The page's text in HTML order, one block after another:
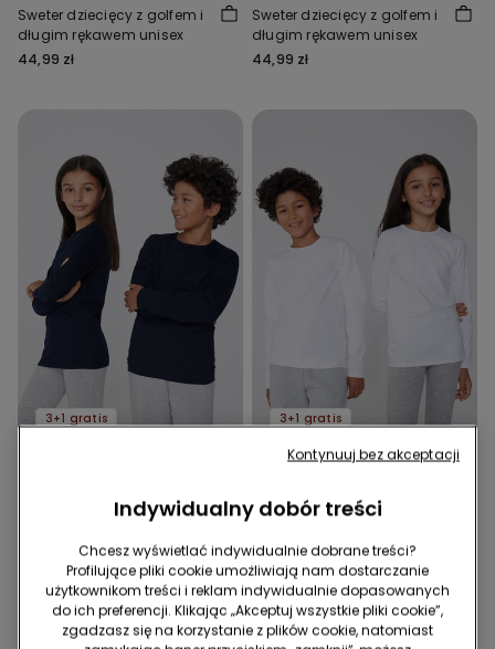
Sweter dziecięcy z golfem i
długim rękawem unisex
44,99 zł
Sweter dziecięcy z golfem i
długim rękawem unisex
44,99 zł
3+1 gratis
Bawełny Termicznej, z
Okrągłym Dekoltem
3+1 gratis
Sweter Dziecięcy Unisex z
Bawełny Termicznej, z
Okrągłym Dekoltem
Indywidualny dobór treści
Chcesz wyświetlać indywidualnie dobrane treści?
Profilujące pliki cookie umożliwiają nam dostarczanie
użytkownikom treści i reklam indywidualnie dopasowanych
do ich preferencji. Klikając „Akceptuj wszystkie pliki cookie”,
zgadzasz się na korzystanie z plików cookie, natomiast
Kontynuuj bez akceptacji